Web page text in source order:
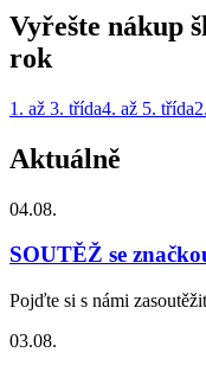
Vyřešte nákup
rok
1. až 3. třída4. až 5. třída
Aktuálně
04.08.
SOUTĚŽ se
Pojďte si s námi
03.08.